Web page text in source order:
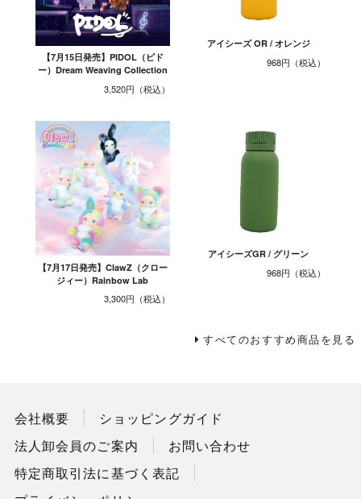
【7月15日発売】PIDOL（ピド
ー）Dream Weaving Collection
3,520円
アイシーズ OR / オレンジ
968円
【7月17日発売】ClawZ（クロー
ジィー）Rainbow Lab
3,300円
アイシーズGR / グリーン
968円
すべてのおすすめ商品を見る
会社概要
ショッピングガイド
法人卸会員のご案内
お問い合わせ
特定商取引法に基づく表記